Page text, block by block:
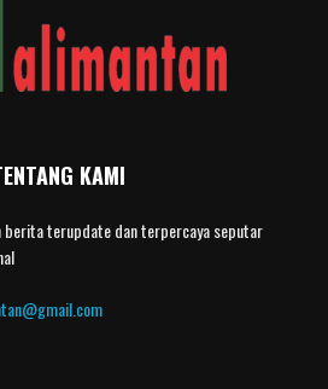
KAMI
berita terupdate dan terpercaya seputar